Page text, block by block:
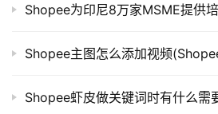
Shopee为印尼8万家MSME提供
Shopee主图怎么添加视频
Shopee虾皮做关键词时有什么需